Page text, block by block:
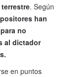
. Según
han
no
al dictador
en puntos